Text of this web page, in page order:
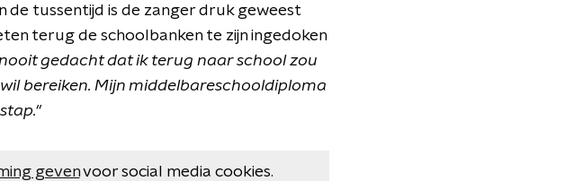
de tussentijd is de zanger druk geweest
terug de schoolbanken te zijn ingedoken
gedacht dat ik terug naar school zou
bereiken. Mijn middelbareschooldiploma
gevenvoor social media cookies.